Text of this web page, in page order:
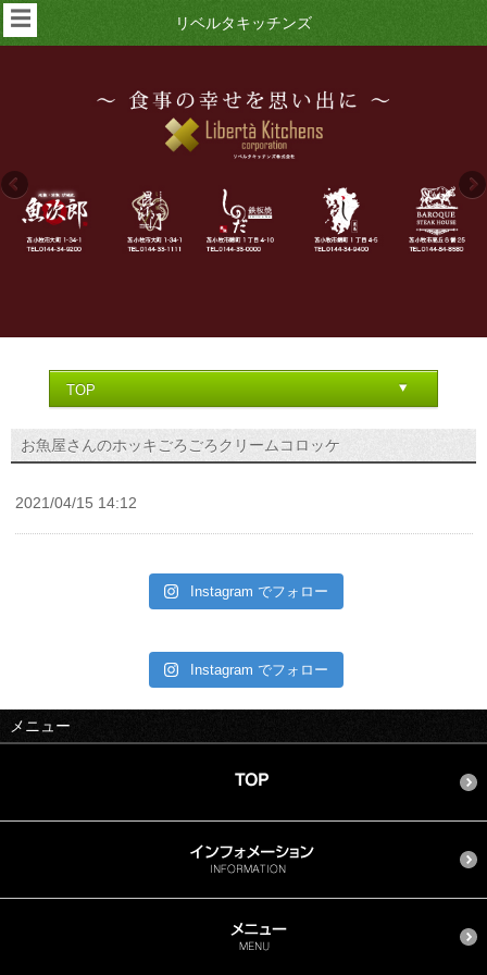
リベルタキッチンズ
☰
お魚屋さんのホッキごろごろクリームコロッケ
2021/04/15 14:12
Instagram でフォロー
Instagram でフォロー
メニュー